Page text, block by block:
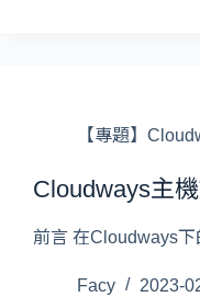
【專題】
Cloudways主
前言 在Cloudways
Facy 2023-